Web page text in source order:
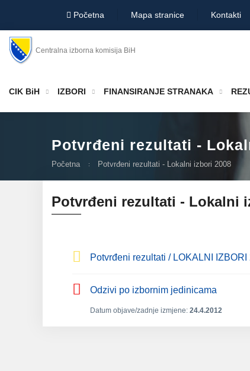
Početna Mapa stranice Kontakti
Centralna izborna komisija BiH
CIK BiH IZBORI FINANSIRANJE STRANAKA
Potvrđeni rezultati -
Početna Potvrđeni rezultati - Lokalni izbori 2008
Potvrđeni rezultati - Lokalni
Potvrđeni rezultati / LOKALNI
Odzivi po izbornim jedinicama
Datum objave/zadnje izmjene: 24.4.2012